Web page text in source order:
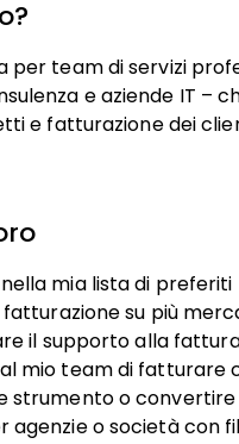
per team di servizi
e aziende IT –
e fatturazione dei
mia lista di preferiti
su più
il supporto alla
mio team di fatturare
strumento o convertire
agenzie o società con